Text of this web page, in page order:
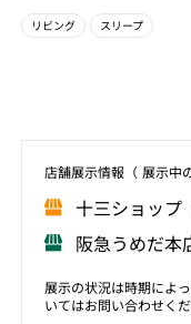
リビング スリープ
店舗展⽰情報（ 展⽰中
⼗三ショッ
阪急うめだ
展示の状況は時期によ
いてはお問い合わせくだ